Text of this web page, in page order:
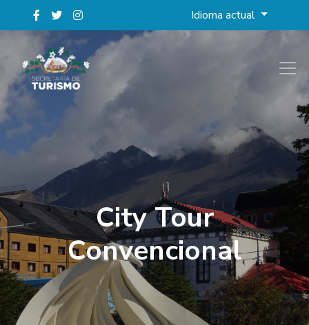
Idioma actual
City Tour
Convencional